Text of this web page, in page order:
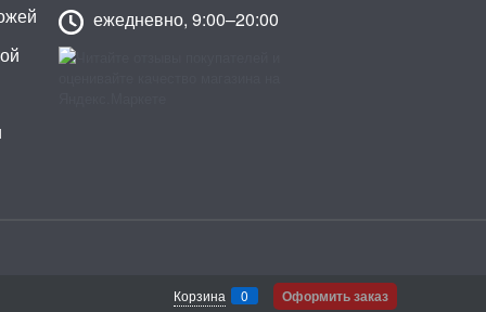
ежедневно, 9:00–20:00
Корзина 0 Оформить заказ